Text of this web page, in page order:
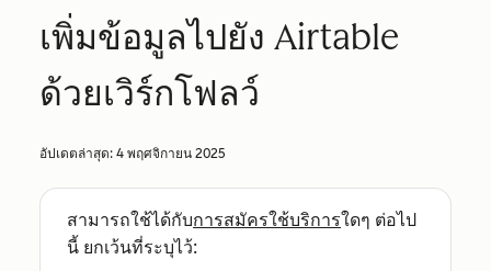
เพิ่มข้อมูลไปยัง Airtable
ด้วยเวิร์กโฟลว์
อัปเดตล่าสุด: 4 พฤศจิกายน 2025
สามารถใช้ได้กับการสมัครใช้บริการใดๆ ต่อไป
นี้ ยกเว้นที่ระบุไว้: